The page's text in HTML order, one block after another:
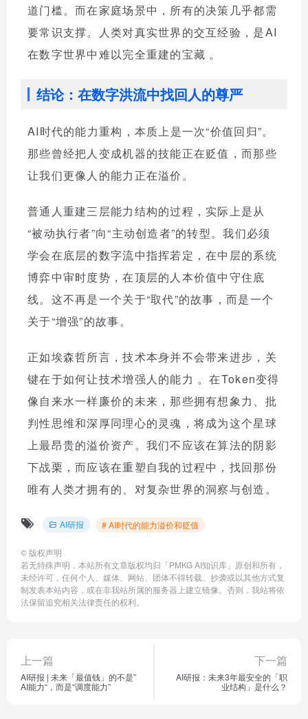
道门槛。而在家庭场景中，所有的决策几乎都需
要常识支撑。人类对真实世界的交互经验，是AI
在数字世界中难以完全重建的宝藏 。
结论：在数字洪流中找回人的尊严
AI时代的能力重构，本质上是一次“价值回归”。
那些曾经把人变成机器的技能正在贬值，而那些
让我们更像人的能力正在溢价。
普通人重建三层能力结构的过程，实际上是从
“被动执行者”向“主动创造者”的转型。我们必须
学会在底层的数字流中指挥若定，在中层的系统
博弈中审时度势，在顶层的人本价值中守住底
线。这不再是一个关于“取代”的故事，而是一个
关于“增强”的故事。
正如埃森哲所言，技术本身并不会带来进步，关
键在于如何让技术增强人的能力 。在Token变得
像自来水一样廉价的未来，那些拥有想象力、批
判性思维和深厚同理心的灵魂，将成为这个星球
上最昂贵的溢价资产。我们不应该在算法的阴影
下战栗，而应该在重塑自我的过程中，找回那份
唯有人类才拥有的、对复杂世界的洞察与创造。
AI研报 # AI时代的能力溢价和贬值
© 版权声明
若无特殊声明，本站所有文章版权均归「PMKG AI知识库」原创和所有，
未经许可，任何个人、媒体、网站、团体不得转载、抄袭或以其他方式复
制发表本站内容，或在非我站所属的服务器上建立镜像。否则，我站将依
法保留追究相关法律责任的权利。
上一篇
AI研报 | 未来「最值钱」的不是”
AI能力“，而是“调度能力”
下一篇
AI研报：未来3年最安全的「职
业结构」是什么？